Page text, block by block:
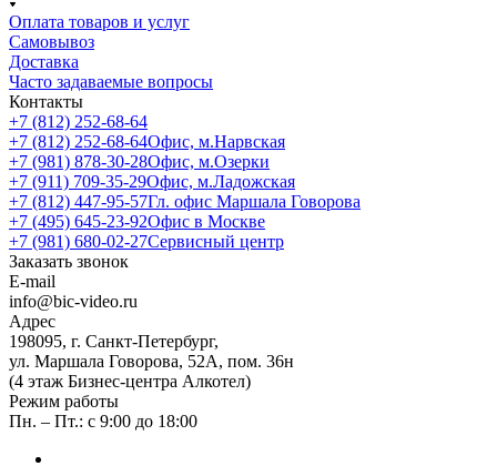
Оплата товаров и услуг
Самовывоз
Доставка
Часто задаваемые вопросы
Контакты
+7 (812) 252-68-64
+7 (812) 252-68-64Офис, м.Нарвская
+7 (981) 878-30-28Офис, м.Озерки
+7 (911) 709-35-29Офис, м.Ладожская
+7 (812) 447-95-57Гл. офис Маршала Говорова
+7 (495) 645-23-92Офис в Москве
+7 (981) 680-02-27Сервисный центр
Заказать звонок
E-mail
info@bic-video.ru
Адрес
198095, г. Санкт-Петербург,
ул. Маршала Говорова, 52А, пом. 36н
(4 этаж Бизнес-центра Алкотел)
Режим работы
Пн. – Пт.: с 9:00 до 18:00